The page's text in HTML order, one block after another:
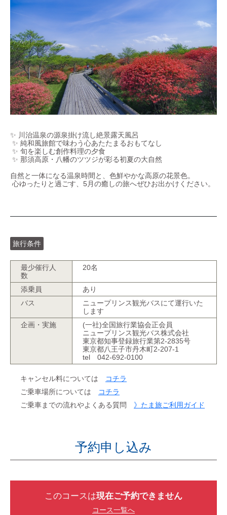
✨ 川治温泉の源泉掛け流し絶景露天風呂
✨ 純和風旅館で味わう心あたたまるおもてなし
✨ 旬を楽しむ創作料理の夕食
✨ 那須高原・八幡のツツジが彩る初夏の大自然
自然と一体になる温泉時間と、色鮮やかな高原の花景色。
心ゆったりと過ごす、5月の癒しの旅へぜひお出かけください。
旅行条件
最少催行人
数
20名
添乗員
あり
バス
ニュープリンス観光バスにて運行いた
します
企画・実施
(一社)全国旅行業協会正会員
ニュープリンス観光バス株式会社
東京都知事登録旅行業第2-2835号
東京都八王子市丹木町2-207-1
tel 042-692-0100
キャンセル料については
コチラ
ご乗車場所については
コチラ
ご乗車までの流れやよくある質問 》たま旅ご利用ガイド
予約申し込み
このコースは現在ご予約できません
コース一覧へ